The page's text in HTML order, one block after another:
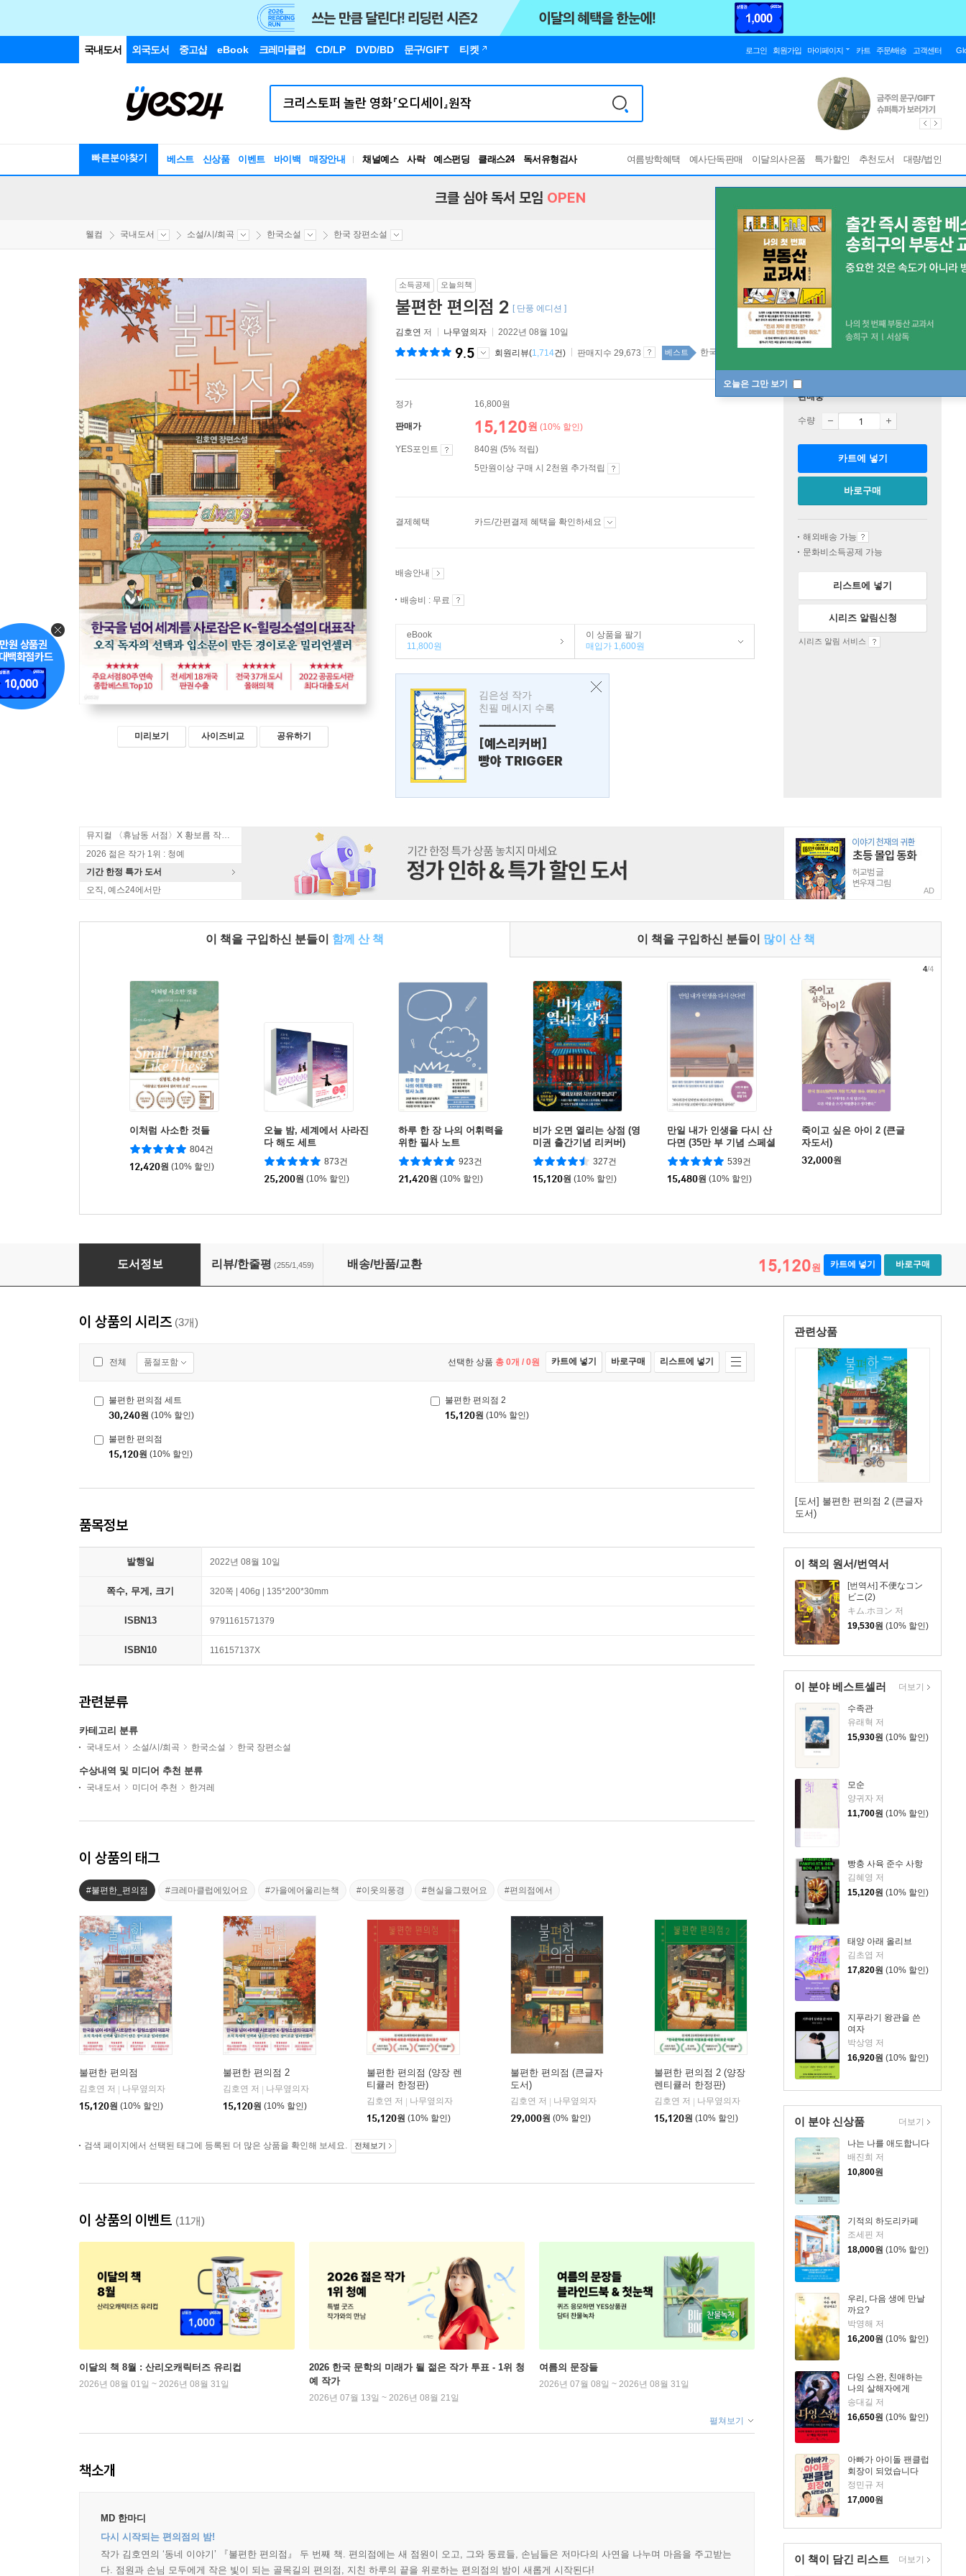
국내도서 외국도서 중고샵 eBook 크레마클럽 CD/LP DVD/BD 문구/GIFT 티켓 로그인 회원가입 마이페이지 카트 주문/배송 고객센터
빠른분야찾기 베스트 신상품 이벤트 바이백 매장안내 채널예스 사락 예스펀딩 클래스24
독서유형검사
RBTI Lab
여름방학혜택 예사단독판매 이달의사은품 특가할인 추천도서 대량/법인
오늘은 그만 보기
크클 심야 독서 모임 OPEN
웰컴 국내도서 소설/시/희곡 한국소설 한국 장편소설
미리보기 사이즈비교 공유하기
소득공제 오늘의책
불편한 편의점 2 [ 단풍 에디션 ]
김호연 저 나무옆의자 2022년 08월 10일
9.5 회원리뷰(1,714건) 판매지수 29,673 베스트 한국소설 64위
정가 16,800원
판매가 15,120원 (10% 할인)
YES포인트
840원 (5% 적립)
5만원이상 구매 시 2천원 추가적립
결제혜택 카드/간편결제 혜택을 확인하세요
배송안내
배송비 : 무료
eBook
11,800원
이 상품을 팔기
매입가 1,600원
김은성 작가
친필 메시지 수록
---------------
[예스리커버]
빵야 TRIGGER
판매중
수량
카트에 넣기
바로구매
해외배송 가능
문화비소득공제 가능
리스트에 넣기
시리즈 알림신청
시리즈 알림 서비스
뮤지컬 〈휴남동 서점〉X 황보름 작가 북토크
2026 젊은 작가 1위 : 청예
기간 한정 특가 도서
오직, 예스24에서만
AD
이 책을 구입하신 분들이 함께 산 책 이 책을 구입하신 분들이 많이 산 책
이처럼 사소한 것들
804건
12,420원 (10% 할인)
오늘 밤, 세계에서 사라진
다 해도 세트
873건
25,200원 (10% 할인)
하루 한 장 나의 어휘력을
위한 필사 노트
923건
21,420원 (10% 할인)
비가 오면 열리는 상점 (영
미권 출간기념 리커버)
327건
15,120원 (10% 할인)
만일 내가 인생을 다시 산
다면 (35만 부 기념 스페셜
에디션)
539건
15,480원 (10% 할인)
죽이고 싶은 아이 2 (큰글
자도서)
32,000원
4/4
불편한 편의점 2
도서정보 리뷰/한줄평 (255/1,459) 배송/반품/교환 15,120원 카트에 넣기 바로구매
관련상품
[도서] 불편한 편의점 2 (큰글자
도서)
이 책의 원서/번역서
[번역서] 不便なコン
ビニ(2)
キム.ホヨン 저
19,530원 (10% 할인)
이 분야 베스트셀러
수족관
유래혁 저
15,930원 (10% 할인)
모순
양귀자 저
11,700원 (10% 할인)
빵충 사육 준수 사항
김혜영 저
15,120원 (10% 할인)
태양 아래 올리브
김초엽 저
17,820원 (10% 할인)
지푸라기 왕관을 쓴
여자
박상영 저
16,920원 (10% 할인)
더보기
이 분야 신상품
나는 나를 애도합니다
배진희 저
10,800원
기적의 하도리카페
조세핀 저
18,000원 (10% 할인)
우리, 다음 생에 만날
까요?
박영해 저
16,200원 (10% 할인)
다잉 스완, 친애하는
나의 살해자에게
송대길 저
16,650원 (10% 할인)
아빠가 아이돌 팬클럽
회장이 되었습니다
정민규 저
17,000원
더보기
이 책이 담긴 리스트 더보기
이 상품의 시리즈 (3개)
전체 품절포함 선택한 상품 총 0개 / 0원 카트에 넣기 바로구매 리스트에 넣기
불편한 편의점 세트
30,240원 (10% 할인)
불편한 편의점 2
15,120원 (10% 할인)
불편한 편의점
15,120원 (10% 할인)
품목정보
발행일 2022년 08월 10일
쪽수, 무게, 크기 320쪽 | 406g | 135*200*30mm
ISBN13 9791161571379
ISBN10 116157137X
관련분류
카테고리 분류
국내도서 소설/시/희곡 한국소설 한국 장편소설
수상내역 및 미디어 추천 분류
국내도서 미디어 추천 한겨레
이 상품의 태그
#불편한_편의점 #크레마클럽에있어요 #가을에어울리는책 #이웃의풍경 #현실을그렸어요 #편의점에서
불편한 편의점
김호연 저
나무옆의자
15,120원 (10% 할인)
불편한 편의점 2
김호연 저
나무옆의자
15,120원 (10% 할인)
불편한 편의점 (양장 렌
티큘러 한정판)
김호연 저
나무옆의자
15,120원 (10% 할인)
불편한 편의점 (큰글자
도서)
김호연 저
나무옆의자
29,000원 (0% 할인)
불편한 편의점 2 (양장
렌티큘러 한정판)
김호연 저
나무옆의자
15,120원 (10% 할인)
검색 페이지에서 선택된 태그에 등록된 더 많은 상품을 확인해 보세요. 전체보기
이 상품의 이벤트 (11개)
이달의 책 8월 : 산리오캐릭터즈 유리컵
2026년 08월 01일 ~ 2026년 08월 31일
2026 한국 문학의 미래가 될 젊은 작가 투표 - 1위 청
예 작가
2026년 07월 13일 ~ 2026년 08월 21일
여름의 문장들
2026년 07월 08일 ~ 2026년 08월 31일
펼쳐보기
책소개
MD 한마디
다시 시작되는 편의점의 밤!
작가 김호연의 ‘동네 이야기’ 『불편한 편의점』 두 번째 책. 편의점에는 새 점원이 오고, 그와 동료들, 손님들은 저마다의 사연을 나누며 마음을 주고받는
다. 점원과 손님 모두에게 작은 빛이 되는 골목길의 편의점, 지친 하루의 끝을 위로하는 편의점의 밤이 새롭게 시작된다!